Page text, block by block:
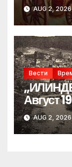
AUG 2,
Вести
Август
AUG 2,